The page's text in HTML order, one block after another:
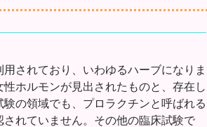
されており、いわゆるハーブになりま
ホルモンが見出されたものと、存在し
の領域でも、プロラクチンと呼ばれる
れていません。その他の臨床試験で